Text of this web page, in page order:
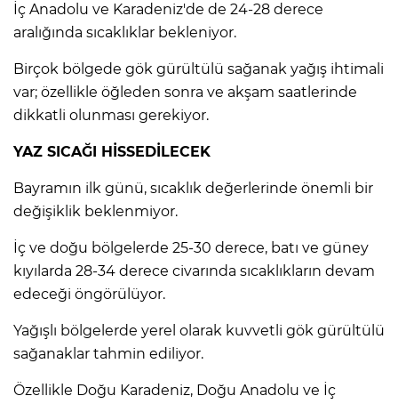
İç Anadolu ve Karadeniz'de de 24-28 derece
aralığında sıcaklıklar bekleniyor.
Birçok bölgede gök gürültülü sağanak yağış ihtimali
var; özellikle öğleden sonra ve akşam saatlerinde
dikkatli olunması gerekiyor.
YAZ SICAĞI HİSSEDİLECEK
Bayramın ilk günü, sıcaklık değerlerinde önemli bir
değişiklik beklenmiyor.
İç ve doğu bölgelerde 25-30 derece, batı ve güney
kıyılarda 28-34 derece civarında sıcaklıkların devam
edeceği öngörülüyor.
Yağışlı bölgelerde yerel olarak kuvvetli gök gürültülü
sağanaklar tahmin ediliyor.
Özellikle Doğu Karadeniz, Doğu Anadolu ve İç